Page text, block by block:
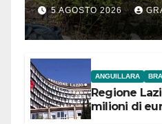
5 AGOSTO 2026
ANGUILLARA
Regione
milioni di